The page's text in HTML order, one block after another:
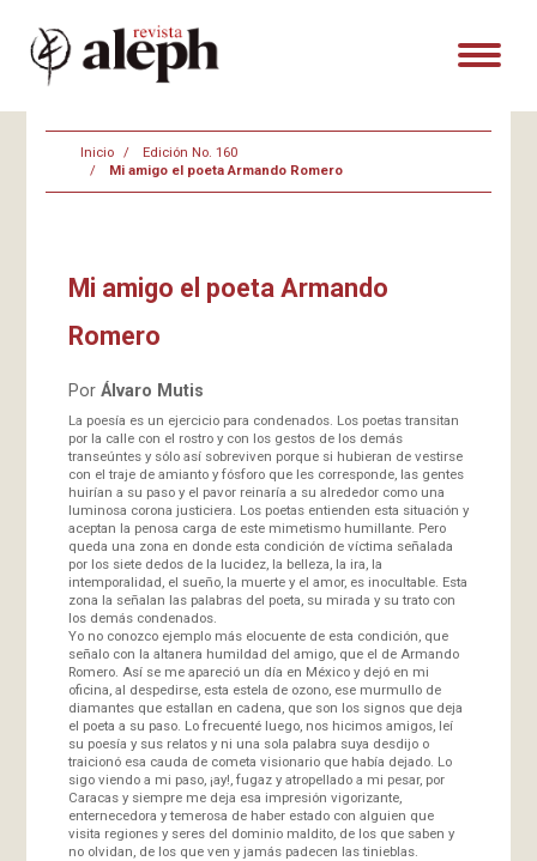
Inicio
Edición No. 160
Mi amigo el poeta Armando Romero
Mi amigo el poeta Armando
Romero
Por Álvaro Mutis
La poesía es un ejercicio para condenados. Los poetas transitan
por la calle con el rostro y con los gestos de los demás
transeúntes y sólo así sobreviven porque si hubieran de vestirse
con el traje de amianto y fósforo que les corresponde, las gentes
huirían a su paso y el pavor reinaría a su alrededor como una
luminosa corona justiciera. Los poetas entienden esta situación y
aceptan la penosa carga de este mimetismo humillante. Pero
queda una zona en donde esta condición de víctima señalada
por los siete dedos de la lucidez, la belleza, la ira, la
intemporalidad, el sueño, la muerte y el amor, es inocultable. Esta
zona la señalan las palabras del poeta, su mirada y su trato con
los demás condenados.
Yo no conozco ejemplo más elocuente de esta condición, que
señalo con la altanera humildad del amigo, que el de Armando
Romero. Así se me apareció un día en México y dejó en mi
oficina, al despedirse, esta estela de ozono, ese murmullo de
diamantes que estallan en cadena, que son los signos que deja
el poeta a su paso. Lo frecuenté luego, nos hicimos amigos, leí
su poesía y sus relatos y ni una sola palabra suya desdijo o
traicionó esa cauda de cometa visionario que había dejado. Lo
sigo viendo a mi paso, ¡ay!, fugaz y atropellado a mi pesar, por
Caracas y siempre me deja esa impresión vigorizante,
enternecedora y temerosa de haber estado con alguien que
visita regiones y seres del dominio maldito, de los que saben y
no olvidan, de los que ven y jamás padecen las tinieblas.